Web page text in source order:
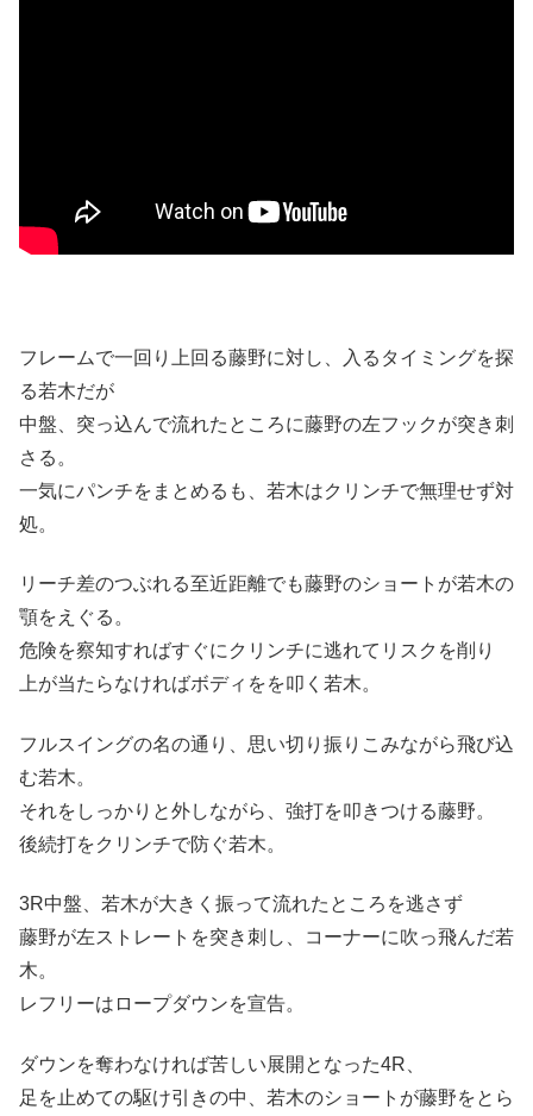
フレームで一回り上回る藤野に対し、入るタイミングを探
る若木だが
中盤、突っ込んで流れたところに藤野の左フックが突き刺
さる。
一気にパンチをまとめるも、若木はクリンチで無理せず対
処。
リーチ差のつぶれる至近距離でも藤野のショートが若木の
顎をえぐる。
危険を察知すればすぐにクリンチに逃れてリスクを削り
上が当たらなければボディをを叩く若木。
フルスイングの名の通り、思い切り振りこみながら飛び込
む若木。
それをしっかりと外しながら、強打を叩きつける藤野。
後続打をクリンチで防ぐ若木。
3R中盤、若木が大きく振って流れたところを逃さず
藤野が左ストレートを突き刺し、コーナーに吹っ飛んだ若
木。
レフリーはロープダウンを宣告。
ダウンを奪わなければ苦しい展開となった4R、
足を止めての駆け引きの中、若木のショートが藤野をとら